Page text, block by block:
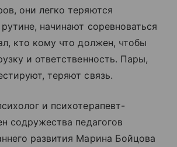
они легко теряются
начинают соревноваться
кто кому что должен, чтобы
и ответственность. Пары,
теряют связь.
и психотерапевт-
содружества педагогов
развития Марина Бойцова